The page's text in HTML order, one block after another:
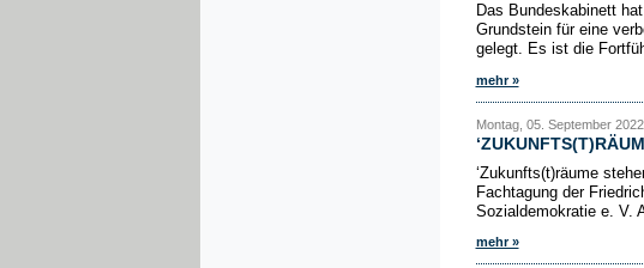
Das Bundeskabinett
Grundstein für eine
gelegt. Es ist die
mehr »
Montag, 05. September
‘Zukunfts(t)räume
Fachtagung der
Sozialdemokratie e. V.
mehr »